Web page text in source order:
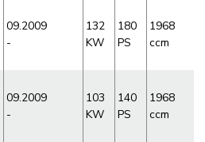
09.2009
-
132
KW
180
PS
1968
ccm
09.2009
-
103
KW
140
PS
1968
ccm